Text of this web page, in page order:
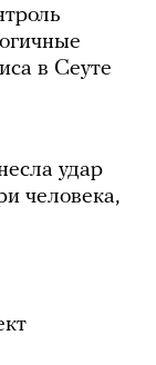
в Сеуте
удар
человека,